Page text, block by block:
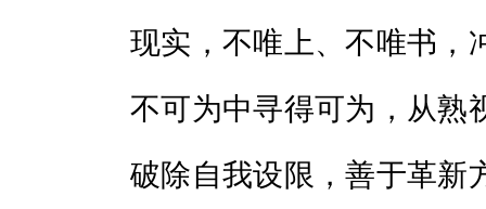
现实，不唯上、不唯书，
不可为中寻得可为，从熟
破除自我设限，善于革新